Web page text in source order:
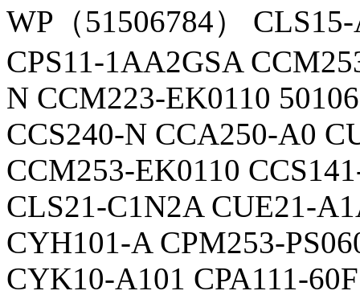
WP（51506784）
CPS11-1AA2GSA
N CCM223-EK0110
CCS240-N CCA250-A0
CCM253-EK0110
CLS21-C1N2A CUE21-
CYH101-A CPM253-
CYK10-A101 CPA111-